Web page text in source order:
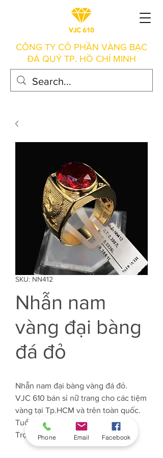
CÔNG TY CỔ PHẦN VÀNG BẠC
ĐÁ QUÝ TP. HỒ CHÍ MINH
SKU: NN412
Nhẫn nam
vàng đại bàng
đá đỏ
Nhẫn nam đại bàng vàng đá đỏ.
VJC 610 bán sỉ nữ trang cho các tiệm
vàng tại Tp.HCM và trên toàn quốc.
Tuổi Vàng: 61%
Trọng lượng Vàng: Khoảng 3.9 chỉ
Phone Email Facebook